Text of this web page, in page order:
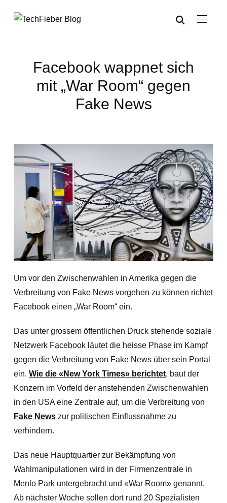
Facebook wappnet sich
mit „War Room“ gegen
Fake News
Um vor den Zwischenwahlen in Amerika gegen die
Verbreitung von Fake News vorgehen zu können richtet
Facebook einen „War Room“ ein.
Das unter grossem öffentlichen Druck stehende soziale
Netzwerk Facebook läutet die heisse Phase im Kampf
gegen die Verbreitung von Fake News über sein Portal
ein. Wie die «New York Times» berichtet, baut der
Konzern im Vorfeld der anstehenden Zwischenwahlen
in den USA eine Zentrale auf, um die Verbreitung von
Fake Newszur politischen Einflussnahme zu
verhindern.
Das neue Hauptquartier zur Bekämpfung von
Wahlmanipulationen wird in der Firmenzentrale in
Menlo Park untergebracht und «War Room» genannt.
Ab nächster Woche sollen dort rund 20 Spezialisten